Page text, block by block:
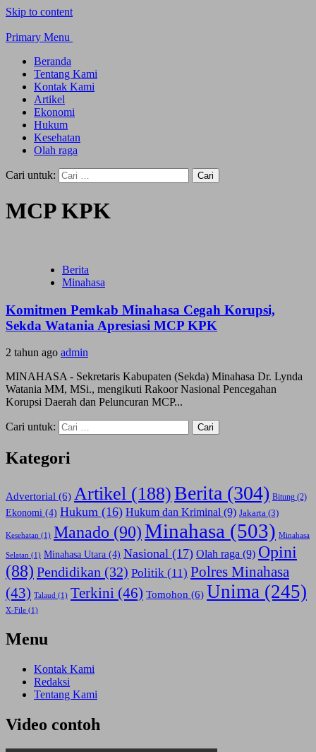
Skip to content
Primary Menu
Beranda
Tentang Kami
Kontak Kami
Artikel
Ekonomi
Hukum
Kesehatan
Olah raga
Cari untuk:
MCP KPK
Berita
Minahasa
Komitmen Pemkab Minahasa Cegah Korupsi,
Sekda Watania Apresiasi MCP KPK
2 tahun ago admin
MINAHASA - Sekretaris Kabupaten (Sekda) Minahasa Dr. Lynda
Watania MM, MSi., mengikuti Rakoor Nasional Pencegahan
Korupsi Daerah dan Peluncuran MCP...
Cari untuk:
Kategori
Advertorial (6) Artikel (188)Berita (304) Bitung (2)
Ekonomi (4) Hukum (16) Hukum dan Kriminal (9) Jakarta (3)
Kesehatan (1) Manado (90) Minahasa (503) Minahasa
Selatan (1) Minahasa Utara (4) Nasional (17) Olah raga (9) Opini
(88) Pendidikan (32) Politik (11) Polres Minahasa
(43) Talaud (1) Terkini (46) Tomohon (6) Unima (245)
X-File (1)
Menu
Kontak Kami
Redaksi
Tentang Kami
Video contoh